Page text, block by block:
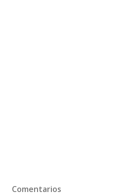
Comentarios